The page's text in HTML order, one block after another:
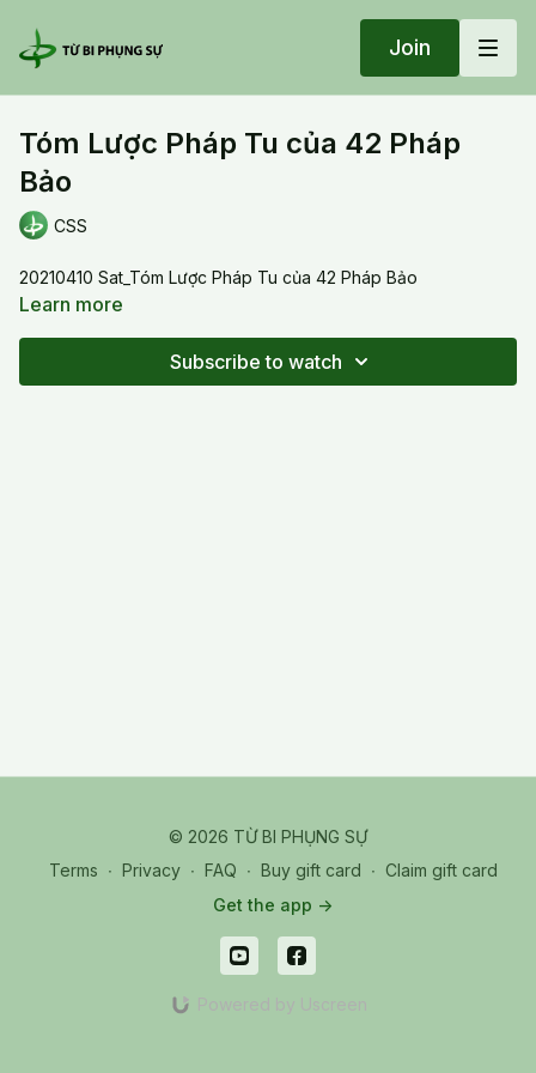
Join
Tóm Lược Pháp Tu của 42 Pháp
Bảo
CSS
20210410 Sat_Tóm Lược Pháp Tu của 42 Pháp Bảo
Learn more
Subscribe to watch
© 2026 TỪ BI PHỤNG SỰ
Terms ∙ Privacy ∙ FAQ ∙ Buy gift card ∙ Claim gift card
Get the app ->
Powered by Uscreen